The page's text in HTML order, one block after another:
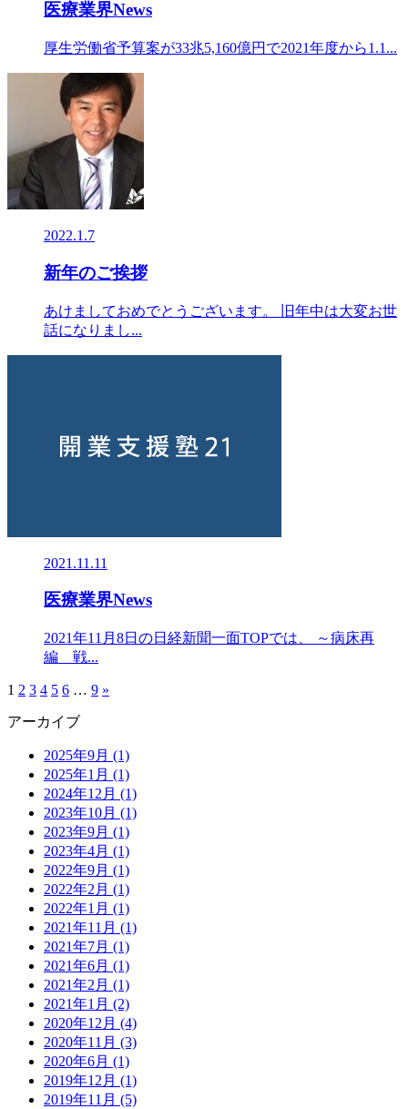
医療業界News
厚生労働省予算案が33兆5,160億円で2021年度から1.1...
2022.1.7
新年のご挨拶
あけましておめでとうございます。 旧年中は大変お世
話になりまし...
2021.11.11
医療業界News
2021年11月8日の日経新聞一面TOPでは、 ～病床再
編 戦...
1 2 3 4 5 6 … 9 »
アーカイブ
2025年9月 (1)
2025年1月 (1)
2024年12月 (1)
2023年10月 (1)
2023年9月 (1)
2023年4月 (1)
2022年9月 (1)
2022年2月 (1)
2022年1月 (1)
2021年11月 (1)
2021年7月 (1)
2021年6月 (1)
2021年2月 (1)
2021年1月 (2)
2020年12月 (4)
2020年11月 (3)
2020年6月 (1)
2019年12月 (1)
2019年11月 (5)